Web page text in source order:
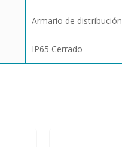
Armario de distribución
IP65 Cerrado